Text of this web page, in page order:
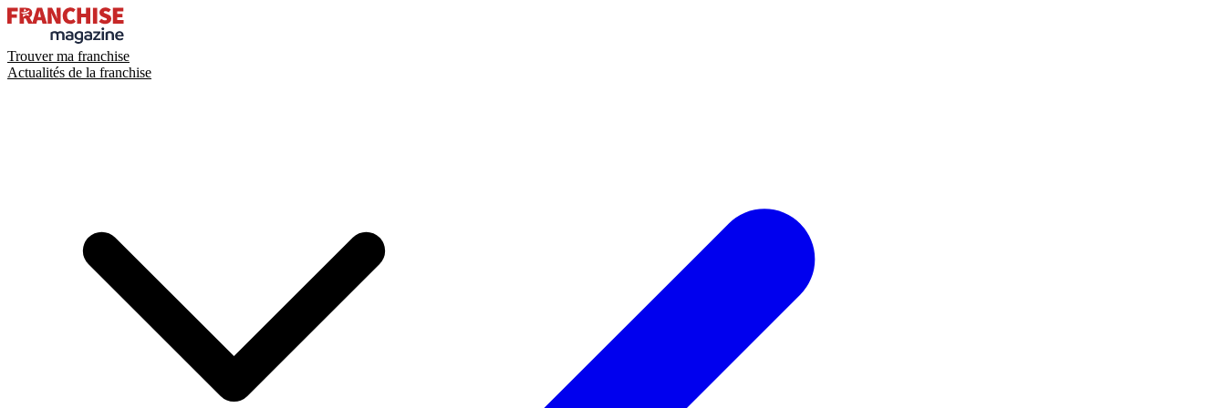
Trouver ma franchise
Actualités de la franchise